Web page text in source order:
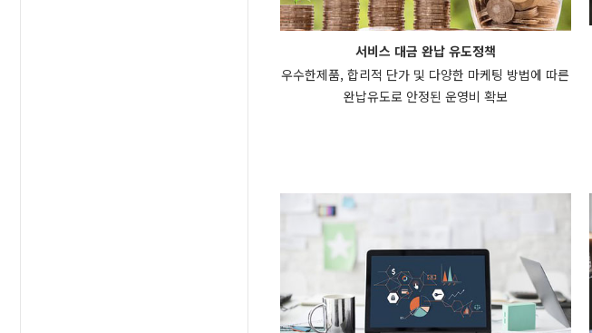
서비스 대금 완납 유도정책
우수한제품, 합리적 단가 및 다양한 마케팅 방법에 따른
완납유도로 안정된 운영비 확보